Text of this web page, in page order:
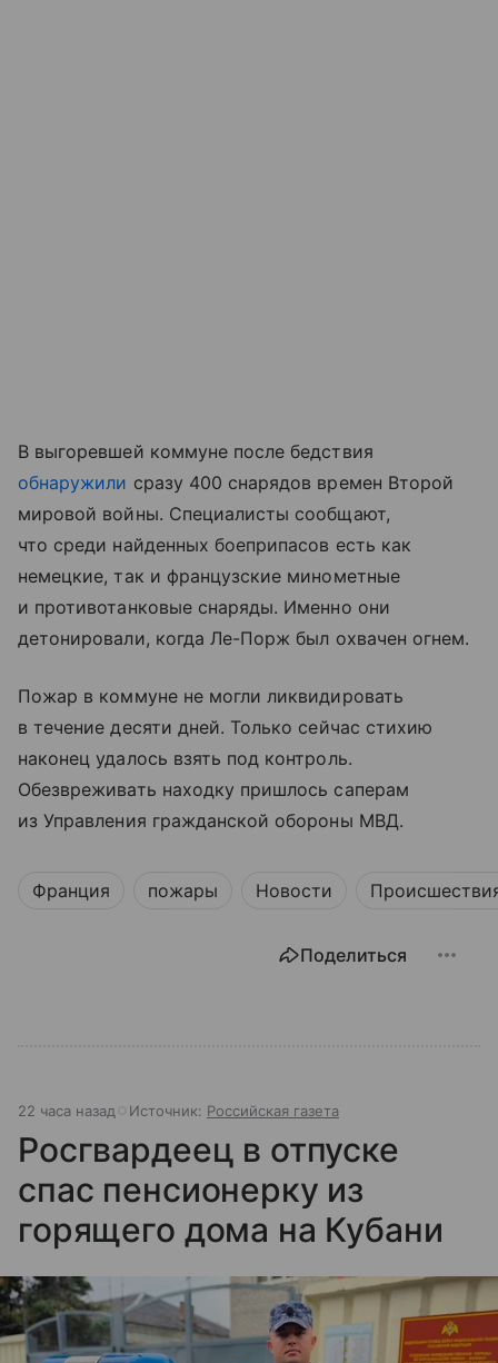
В выгоревшей коммуне после бедствия
обнаружили сразу 400 снарядов времен Второй
мировой войны. Специалисты сообщают,
что среди найденных боеприпасов есть как
немецкие, так и французские минометные
и противотанковые снаряды. Именно они
детонировали, когда Ле-Порж был охвачен огнем.
Пожар в коммуне не могли ликвидировать
в течение десяти дней. Только сейчас стихию
наконец удалось взять под контроль.
Обезвреживать находку пришлось саперам
из Управления гражданской обороны МВД.
Франция пожары Новости
Поделиться
22 часа назад Источник: Российская газета
Росгвардеец в отпуске
спас пенсионерку из
горящего дома на Кубани